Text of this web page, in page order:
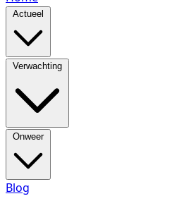
Actueel
Verwachting
Onweer
Blog